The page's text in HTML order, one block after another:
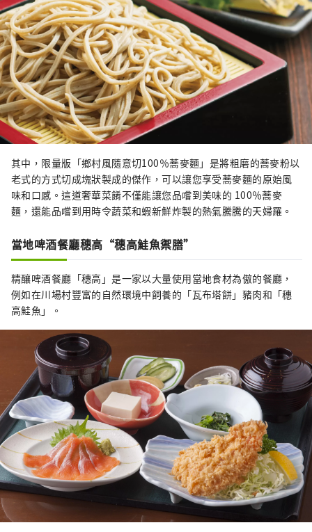
其中，限量版「鄉村風隨意切100％蕎麥麵」是將粗磨的蕎麥粉以
老式的方式切成塊狀製成的傑作，可以讓您享受蕎麥麵的原始風
味和口感。這道奢華菜餚不僅能讓您品嚐到美味的 100％蕎麥
麵，還能品嚐到用時令蔬菜和蝦新鮮炸製的熱氣騰騰的天婦羅。
當地啤酒餐廳穗高“穗高鮭魚禦膳”
精釀啤酒餐廳「穗高」是一家以大量使用當地食材為傲的餐廳，
例如在川場村豐富的自然環境中飼養的「瓦布塔餅」豬肉和「穗
高鮭魚」。